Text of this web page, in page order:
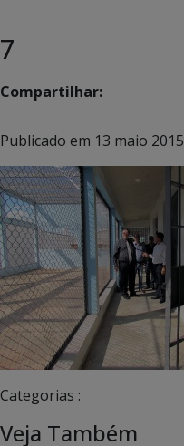
7
Compartilhar:
Publicado em 13 maio 2015
Categorias :
Veja Também